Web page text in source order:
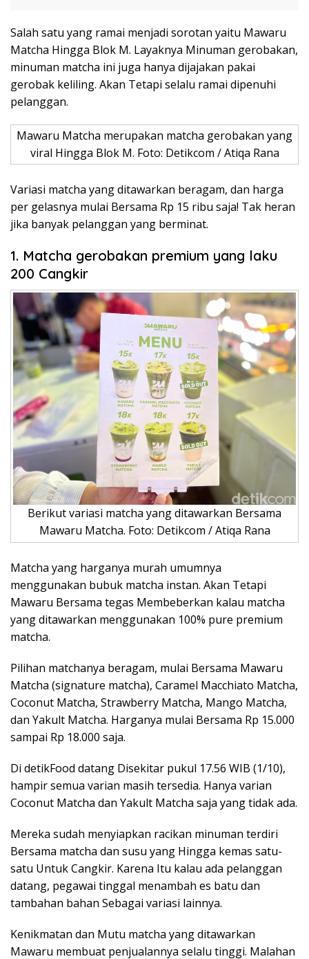
Salah satu yang ramai menjadi sorotan yaitu Mawaru
Matcha Hingga Blok M. Layaknya Minuman gerobakan,
minuman matcha ini juga hanya dijajakan pakai
gerobak keliling. Akan Tetapi selalu ramai dipenuhi
pelanggan.
Mawaru Matcha merupakan matcha gerobakan yang
viral Hingga Blok M. Foto: Detikcom / Atiqa Rana
Variasi matcha yang ditawarkan beragam, dan harga
per gelasnya mulai Bersama Rp 15 ribu saja! Tak heran
jika banyak pelanggan yang berminat.
1. Matcha gerobakan premium yang laku
200 Cangkir
Berikut variasi matcha yang ditawarkan Bersama
Mawaru Matcha. Foto: Detikcom / Atiqa Rana
Matcha yang harganya murah umumnya
menggunakan bubuk matcha instan. Akan Tetapi
Mawaru Bersama tegas Membeberkan kalau matcha
yang ditawarkan menggunakan 100% pure premium
matcha.
Pilihan matchanya beragam, mulai Bersama Mawaru
Matcha (signature matcha), Caramel Macchiato Matcha,
Coconut Matcha, Strawberry Matcha, Mango Matcha,
dan Yakult Matcha. Harganya mulai Bersama Rp 15.000
sampai Rp 18.000 saja.
Di detikFood datang Disekitar pukul 17.56 WIB (1/10),
hampir semua varian masih tersedia. Hanya varian
Coconut Matcha dan Yakult Matcha saja yang tidak ada.
Mereka sudah menyiapkan racikan minuman terdiri
Bersama matcha dan susu yang Hingga kemas satu-
satu Untuk Cangkir. Karena Itu kalau ada pelanggan
datang, pegawai tinggal menambah es batu dan
tambahan bahan Sebagai variasi lainnya.
Kenikmatan dan Mutu matcha yang ditawarkan
Mawaru membuat penjualannya selalu tinggi. Malahan